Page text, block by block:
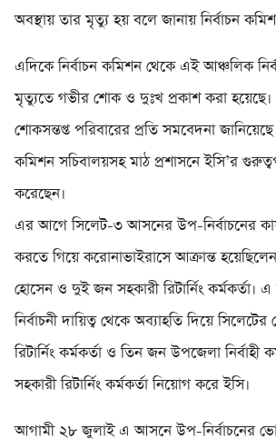
অবস্থায় তার মৃত্যু হয় বলে জানায় নির্বাচন
এদিকে নির্বাচন কমিশন থেকে এই আঞ্চলিক
মৃত্যুতে গভীর শোক ও দুঃখ প্রকাশ করা
শোকসন্তপ্ত পরিবারের প্রতি সমবেদনা জানিয়েছে
কমিশন সচিবালয়সহ মাঠ প্রশাসনে ইসি’র
করেছেন।
এর আগে সিলেট-৩ আসনের উপ-নির্বাচনের
করতে গিয়ে করোনাভাইরাসে আক্রান্ত হয়েছিলেন
হোসেন ও দুই জন সহকারী রিটার্নিং কর্মকর্তা।
নির্বাচনী দায়িত্ব থেকে অব্যাহতি দিয়ে
রিটার্নিং কর্মকর্তা ও তিন জন উপজেলা
সহকারী রিটার্নিং কর্মকর্তা নিয়োগ করে ইসি।
আগামী ২৮ জুলাই এ আসনে উপ-নির্বাচনের